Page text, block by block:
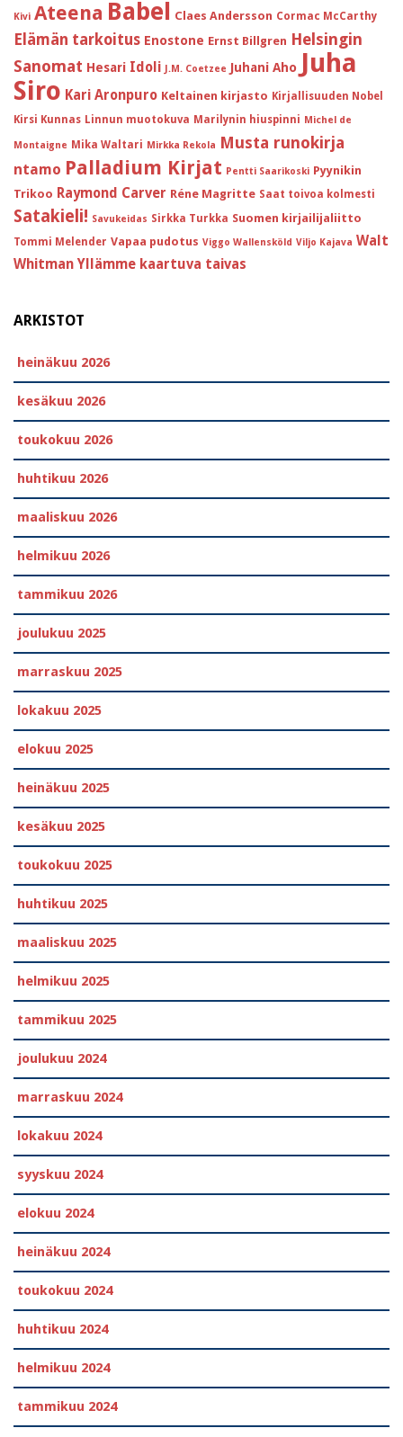
Kivi Ateena Babel Claes Andersson Cormac McCarthy
Elämän tarkoitus Enostone Ernst Billgren Helsingin
Sanomat Hesari Idoli J.M. Coetzee Juhani Aho Juha
Siro Kari Aronpuro Keltainen kirjasto Kirjallisuuden Nobel
Kirsi Kunnas Linnun muotokuva Marilynin hiuspinni Michel de
Montaigne Mika Waltari Mirkka Rekola Musta runokirja
ntamo Palladium Kirjat Pentti Saarikoski Pyynikin
Trikoo Raymond Carver Réne Magritte Saat toivoa kolmesti
Satakieli! Savukeidas Sirkka Turkka Suomen kirjailijaliitto
Tommi Melender Vapaa pudotus Viggo Wallensköld Viljo Kajava Walt
Whitman Yllämme kaartuva taivas
ARKISTOT
heinäkuu 2026
kesäkuu 2026
toukokuu 2026
huhtikuu 2026
maaliskuu 2026
helmikuu 2026
tammikuu 2026
joulukuu 2025
marraskuu 2025
lokakuu 2025
elokuu 2025
heinäkuu 2025
kesäkuu 2025
toukokuu 2025
huhtikuu 2025
maaliskuu 2025
helmikuu 2025
tammikuu 2025
joulukuu 2024
marraskuu 2024
lokakuu 2024
syyskuu 2024
elokuu 2024
heinäkuu 2024
toukokuu 2024
huhtikuu 2024
helmikuu 2024
tammikuu 2024